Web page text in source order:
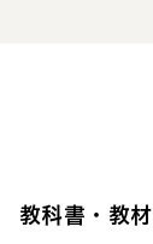
教科書・教材